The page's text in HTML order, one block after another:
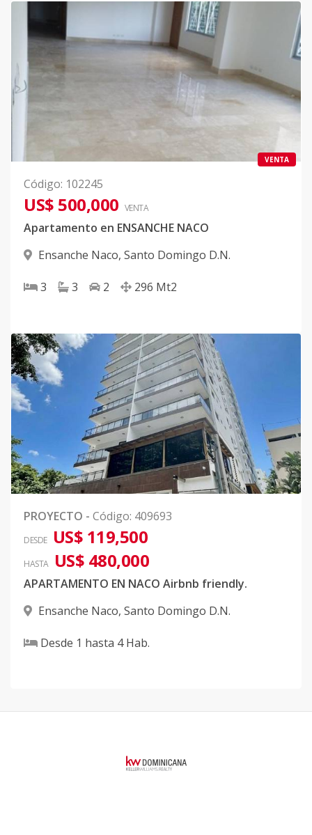
VENTA
Código: 102245
US$ 500,000 VENTA
Apartamento en ENSANCHE NACO
Ensanche Naco, Santo Domingo D.N.
3 3 2 296 Mt2
PROYECTO - Código: 409693
DESDE US$ 119,500
HASTA US$ 480,000
APARTAMENTO EN NACO Airbnb friendly.
Ensanche Naco, Santo Domingo D.N.
Desde 1 hasta 4Hab.